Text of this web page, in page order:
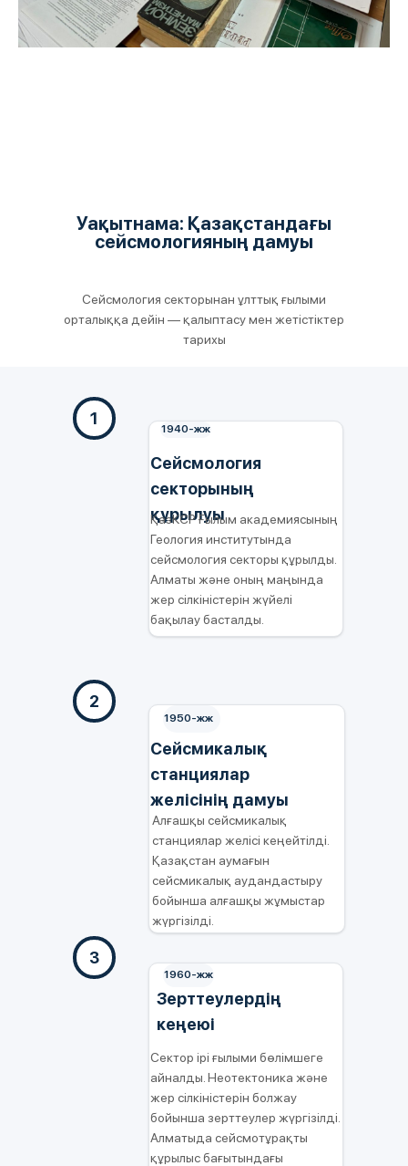
Уақытнама: Қазақстандағы
сейсмологияның дамуы
Сейсмология секторынан ұлттық ғылыми
орталыққа дейін — қалыптасу мен жетістіктер
тарихы
1940-жж
Сейсмология
секторының
құрылуы
ҚазКСР Ғылым академиясының
Геология институтында
сейсмология секторы құрылды.
Алматы және оның маңында
жер сілкіністерін жүйелі
бақылау басталды.
1
1950-жж
Сейсмикалық
станциялар
желісінің дамуы
Алғашқы сейсмикалық
станциялар желісі кеңейтілді.
Қазақстан аумағын
сейсмикалық аудандастыру
бойынша алғашқы жұмыстар
жүргізілді.
2
1960-жж
Зерттеулердің
кеңеюі
Сектор ірі ғылыми бөлімшеге
айналды. Неотектоника және
жер сілкіністерін болжау
бойынша зерттеулер жүргізілді.
Алматыда сейсмотұрақты
құрылыс бағытындағы
3